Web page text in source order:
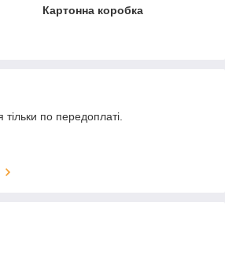
Картонна коробка
тільки по передоплаті.